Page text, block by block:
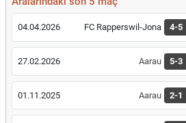
04.04.2026 FC Rapperswil-Jona 4-5
27.02.2026 Aarau 5-3
01.11.2025 Aarau 2-1